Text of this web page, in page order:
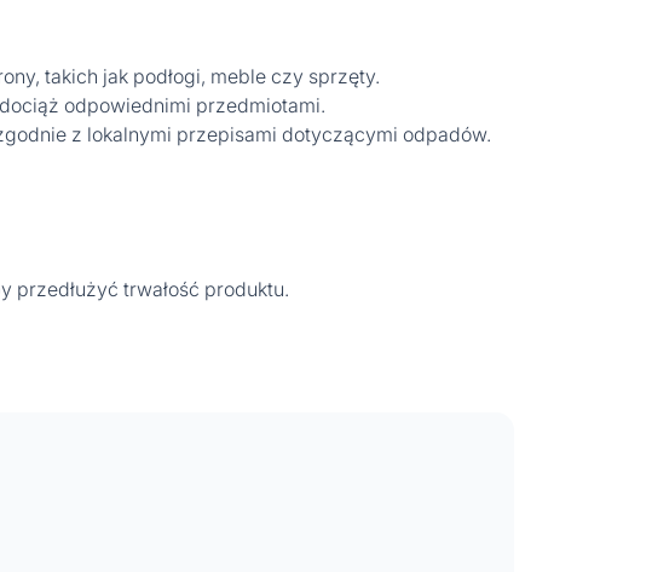
takich jak podłogi, meble czy sprzęty.
odpowiednimi przedmiotami.
z lokalnymi przepisami dotyczącymi odpadów.
przedłużyć trwałość produktu.